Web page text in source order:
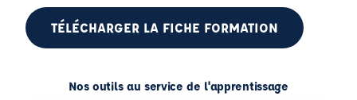
TÉLÉCHARGER LA FICHE FORMATION
Nos outils au service de l'apprentissage